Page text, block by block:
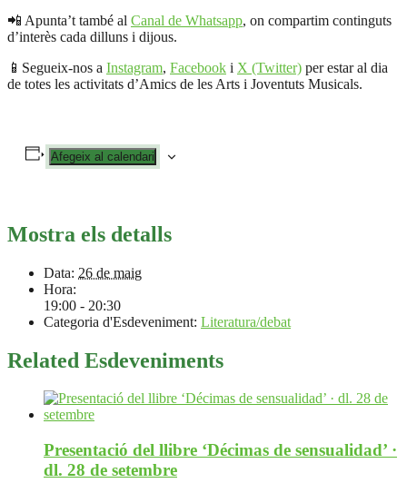
📲 Apunta’t també al Canal de Whatsapp, on compartim continguts
d’interès cada dilluns i dijous.
📱Segueix-nos a Instagram, Facebook i X (Twitter) per estar al dia
de totes les activitats d’Amics de les Arts i Joventuts Musicals.
Afegeix al calendari
Mostra els detalls
Data: 26 de maig
Hora:
19:00 - 20:30
Categoria d'Esdeveniment: Literatura/debat
Related Esdeveniments
Presentació del llibre ‘Décimas de sensualidad’ ·
dl. 28 de setembre